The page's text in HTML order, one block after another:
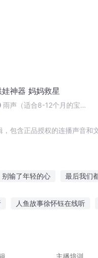
娃神器 妈妈救星
雨声（适合8-12个月的宝
包含正品授权的连播声音和
别输了年轻的心 最后我们
人鱼故事徐怀钰在线听
主播培训